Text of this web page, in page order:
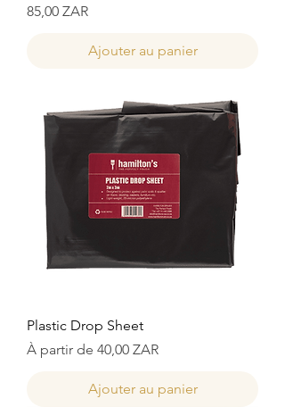
Prix
85,00 ZAR
Ajouter au panier
Plastic Drop Sheet
À partir de 40,00 ZAR
Prix promotionnel
Ajouter au panier